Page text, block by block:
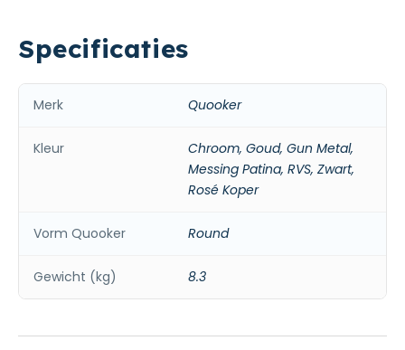
Specificaties
Merk Quooker
Kleur
Chroom, Goud, Gun Metal,
Messing Patina, RVS, Zwart,
Rosé Koper
Vorm Quooker Round
Gewicht (kg) 8.3